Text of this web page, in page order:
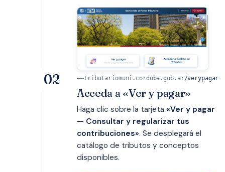
02 tributariomuni.cordoba.gob.ar/verypagar
Acceda a «Ver y pagar»
Haga clic sobre la tarjeta «Ver y pagar
— Consultar y regularizar tus
contribuciones». Se desplegará el
catálogo de tributos y conceptos
disponibles.